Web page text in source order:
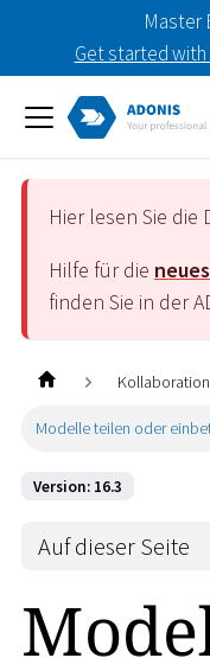
Master
Get started with
Hier lesen Sie die
Hilfe für die
finden Sie in der
Modelle teilen oder
Version: 16.3
Auf dieser Seite